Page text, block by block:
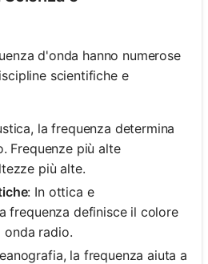
d'onda hanno numerose
scientifiche e
la frequenza determina
Frequenze più alte
più alte.
: In ottica e
frequenza definisce il colore
radio.
la frequenza aiuta a